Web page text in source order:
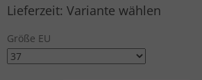
Verkaufspreis:Variante wählen
Größe EU